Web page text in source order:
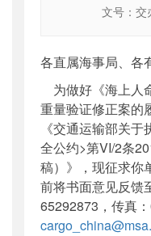
文号：交
交
公开日期：2016
主题词：
机构分类：海事
主题分类：公众
公文类型：部办
各直属海事局、各
为做好《海上人
重量验证修正案的
《交通运输部关
全公约>第VI/2条
稿）》，现征求你
前将书面意见反馈
65292873，传真